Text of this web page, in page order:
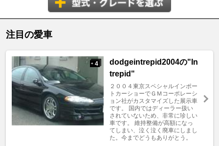
注目の愛車
+ 4
dodgeintrepid2004の"In
trepid"
２００４東京スペシャルインポー
トカーショーでＧＭコーポレーシ
ョン社がカスタマイズした展示車
です。 国内ではディーラー扱い
されていないため、非常に珍しい
車です。 維持整備が高額になっ
てしまい、泣く泣く廃車にしまし
た。今までどうもありがとう。